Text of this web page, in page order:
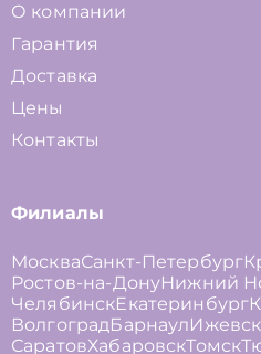
О компании
Гарантия
Доставка
Цены
Контакты
Филиалы
МоскваСанкт-Петербург
Ростов-на-ДонуНижний
ЧелябинскЕкатеринбург
ВолгоградБарнаулИжевск
СаратовХабаровскТомск